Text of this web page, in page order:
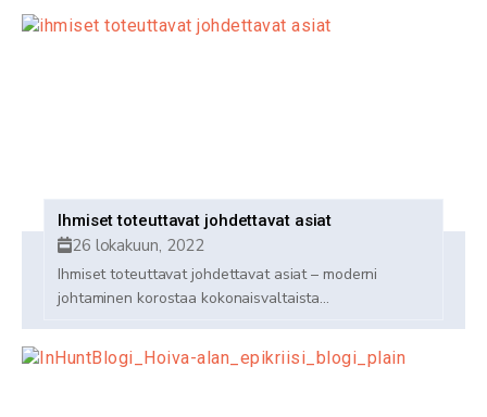
Ihmiset toteuttavat johdettavat asiat
26 lokakuun, 2022
Ihmiset toteuttavat johdettavat asiat – moderni
johtaminen korostaa kokonaisvaltaista...